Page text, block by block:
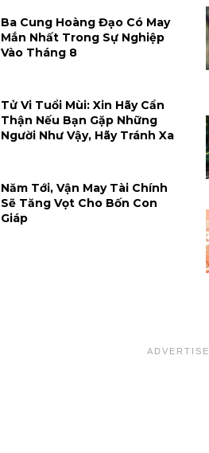
Ba Cung Hoàng Đạo Có May
Mắn Nhất Trong Sự Nghiệp
Vào Tháng 8
Tử Vi Tuổi Mùi: Xin Hãy Cẩn
Thận Nếu Bạn Gặp Những
Người Như Vậy, Hãy Tránh Xa
Năm Tới, Vận May Tài Chính
Sẽ Tăng Vọt Cho Bốn Con
Giáp